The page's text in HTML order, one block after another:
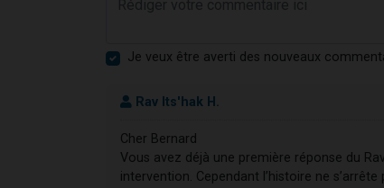
Je veux être averti des nouveaux
Rav Its'hak H.
Cher Bernard
Vous avez déjà une première réponse du
intervention. Cependant l’histoire ne